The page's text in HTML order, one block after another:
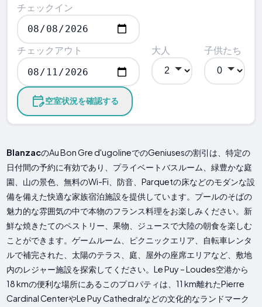
チェックイン
チェックアウト 大人 子供たち
空室状況を確認する
BlanzacのAu Bon Gre d'ugolineでのGeniusesの割引は、特定の
日付間の予約に有効であり、プライベートバスルーム、緑豊かな庭
園、山の景色、無料のWi-Fi、防音、Parquetの床などのモダンな設
備を備えた快適な家族宿泊施設を提供しています。プールのそばの
魅力的な雰囲気の中で本物のフランス料理をお楽しみください。新
鮮な焼きたてのペストリー、果物、ジュースで大陸の朝食を楽しむ
ことができます。ゲームルーム、ピクニックエリア、自転車レンタ
ルで補完された、太陽のテラス、庭、屋外の座席エリアなど、敷地
内のレジャー施設を探索してください。Le Puy – Loudes空港から
18 kmの便利な場所にあるこのプロパティは、11 km離れたPierre
Cardinal CenterやLe Puy Cathedralなどの文化的なランドマーク